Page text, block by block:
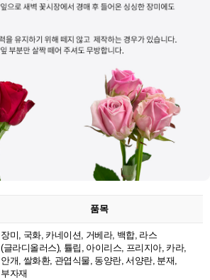
품목
장미, 국화, 카네이션, 거베라, 백합, 라스
(글라디올러스), 튤립, 아이리스, 프리지아, 카라,
안개, 쌀화환, 관엽식물, 동양란, 서양란, 분재,
부자재